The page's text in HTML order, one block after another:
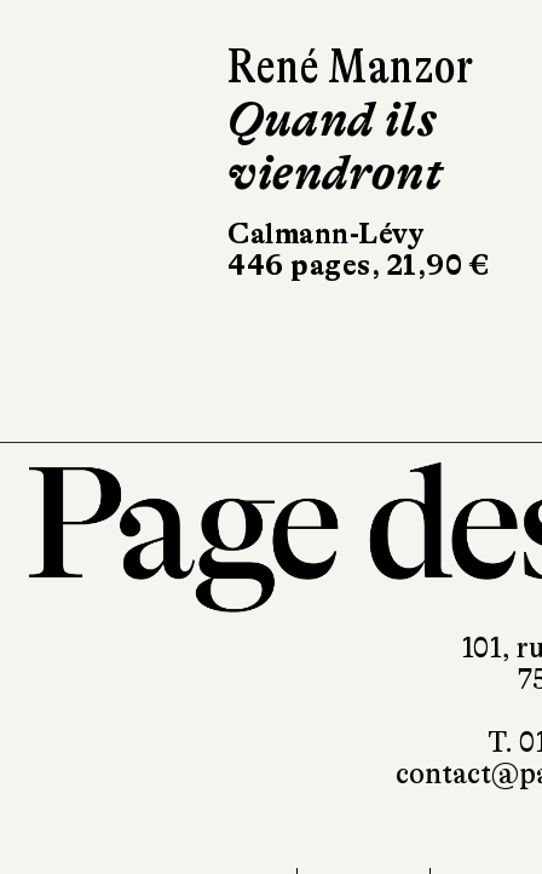
Isabelle
Lagarrigue
C'est l'histoire
d'un amour
Récamier
101,
T.